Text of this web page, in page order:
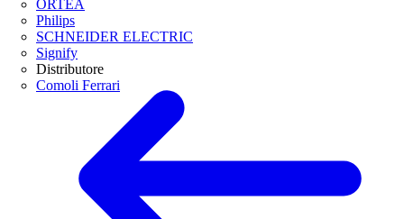
ORTEA
Philips
SCHNEIDER ELECTRIC
Signify
Distributore
Comoli Ferrari